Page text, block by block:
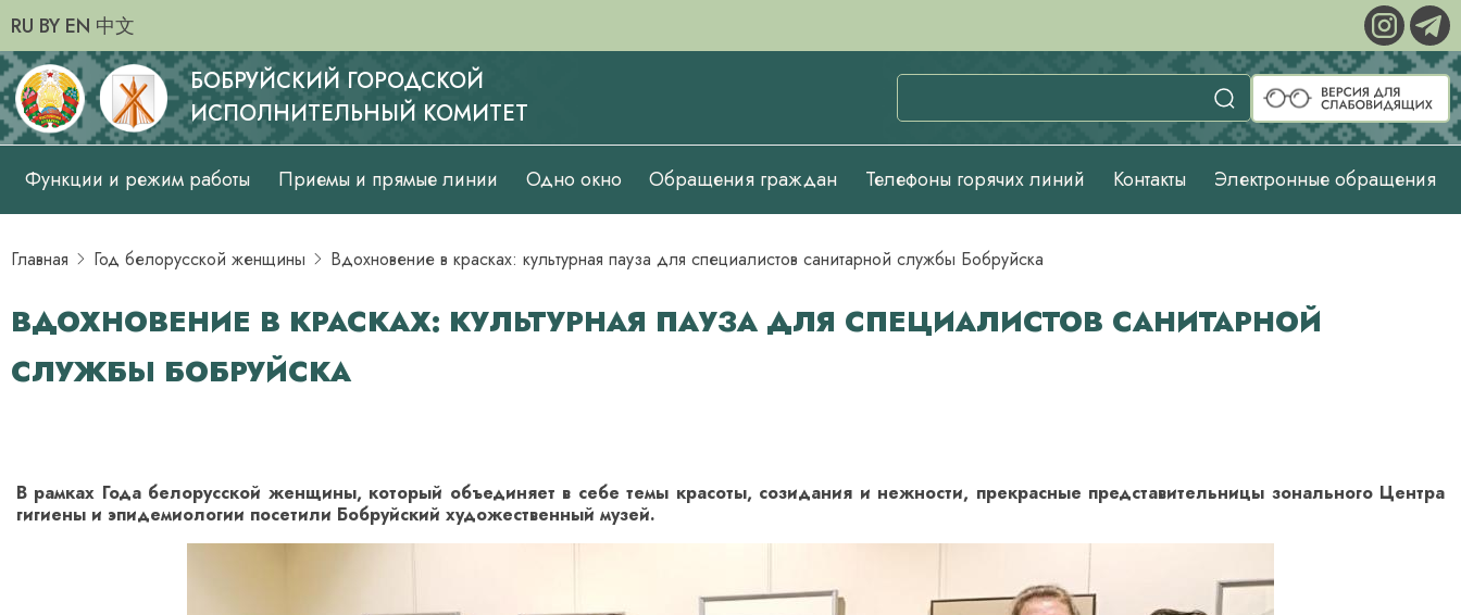
RU BY EN 中文
БОБРУЙСКИЙ ГОРОДСКОЙ
ИСПОЛНИТЕЛЬНЫЙ КОМИТЕТ
Основная
навигация
Функции и режим работы Приемы и прямые линии Одно окно Обращения граждан Телефоны горячих линий Контакты Электронные обращения
Главная Год белорусской женщины Вдохновение в красках: культурная пауза для специалистов санитарной службы Бобруйска
ВДОХНОВЕНИЕ В КРАСКАХ: КУЛЬТУРНАЯ ПАУЗА ДЛЯ СПЕЦИАЛИСТОВ САНИТАРНОЙ
СЛУЖБЫ БОБРУЙСКА
В рамках Года белорусской женщины, который объединяет в себе темы красоты, созидания и нежности, прекрасные представительницы зонального Центра
гигиены и эпидемиологии посетили Бобруйский художественный музей.